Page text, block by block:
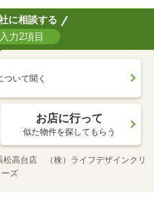
に相談する
力2項目
ついて聞く
お店に行って
似た物件を探してもらう
松高台店 （株）ライフデザインクリ
ーズ